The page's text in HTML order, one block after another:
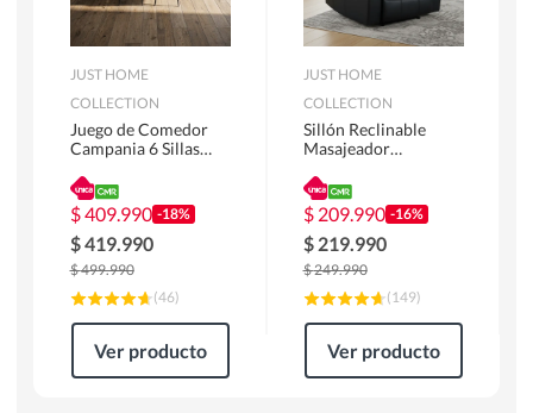
JUST HOME
COLLECTION
Juego de Comedor
Campania 6 Sillas
180 x 90 x 76 cm
Café
$409.990 -18%
$419.990
$499.990
(46)
Ver producto
JUST HOME
COLLECTION
Sillón Reclinable
Masajeador
Atlanta 91x101x94
cm Negro
$ 209.990 -16%
$ 219.990
$249.990
(149)
Ver producto